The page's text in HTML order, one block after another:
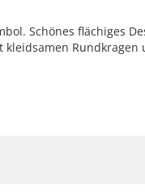
Schönes flächiges
kleidsamen